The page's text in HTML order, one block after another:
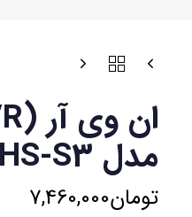
مدل DHI-NVR2116HS-S3
تومان7,460,000